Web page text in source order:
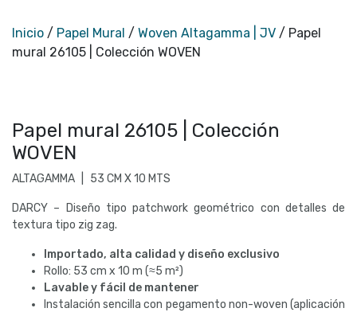
Inicio / Papel Mural / Woven Altagamma | JV / Papel
mural 26105 | Colección WOVEN
Papel mural 26105 | Colección
WOVEN
ALTAGAMMA 53 CM X 10 MTS
DARCY – Diseño tipo patchwork geométrico con detalles de
textura tipo zig zag.
Importado, alta calidad y diseño exclusivo
Rollo: 53 cm x 10 m (≈5 m²)
Lavable y fácil de mantener
Instalación sencilla con pegamento non-woven (aplicación